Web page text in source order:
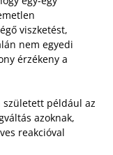
viszketést,
nem egyedi
érzékeny a
született például az
azoknak,
reakcióval